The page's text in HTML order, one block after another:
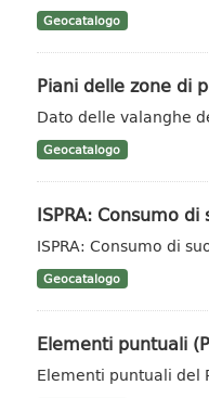
Geocatalogo
Piani delle zone di
Dato delle valanghe
Geocatalogo
ISPRA: Consumo
ISPRA: Consumo di
Geocatalogo
Elementi puntuali
Elementi puntuali del